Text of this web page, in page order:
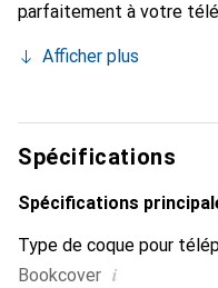
parfaitement à votre
devient l'accessoire chic
produits de haute
fiable pour une clientèle
Afficher plus
Spécifications
Spécifications
Type de coque pour
Bookcover i